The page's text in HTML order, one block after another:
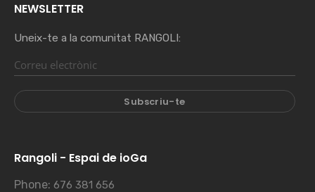
NEWSLETTER
Uneix-te a la comunitat RANGOLI:
Rangoli - Espai de ioGa
Phone: 676 381 656